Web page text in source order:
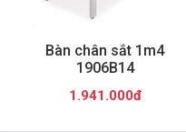
Bàn chân sắt 1m4
1906B14
1.941.000đ